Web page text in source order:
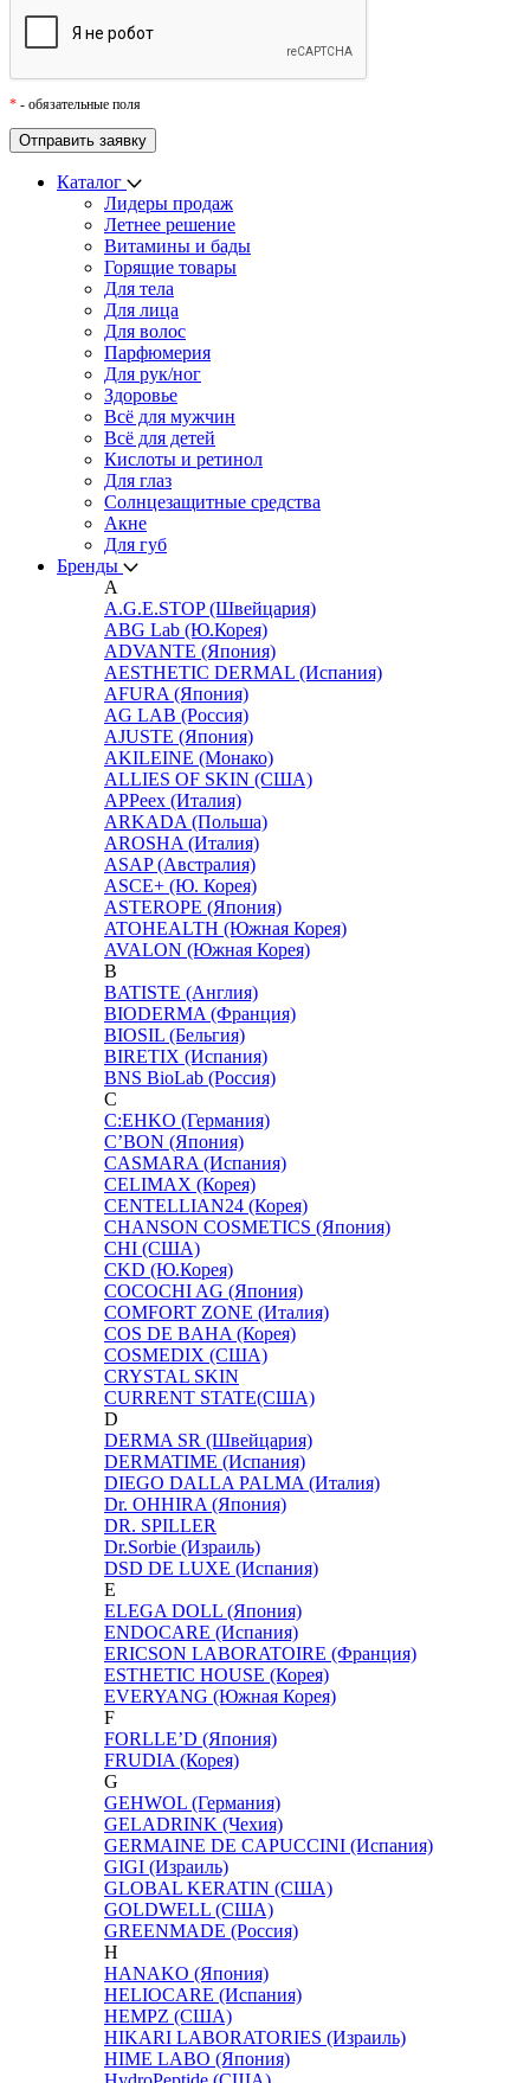
* - обязательные поля
Каталог
Лидеры продаж
Летнее решение
Витамины и бады
Горящие товары
Для тела
Для лица
Для волос
Парфюмерия
Для рук/ног
Здоровье
Всё для мужчин
Всё для детей
Кислоты и ретинол
Для глаз
Cолнцезащитные средства
Акне
Для губ
Бренды
A
A.G.E.STOP (Швейцария)
ABG Lab (Ю.Корея)
ADVANTE (Япония)
AESTHETIC DERMAL (Испания)
AFURA (Япония)
AG LAB (Россия)
AJUSTE (Япония)
AKILEINE (Монако)
ALLIES OF SKIN (США)
APPeex (Италия)
ARKADA (Польша)
AROSHA (Италия)
ASAP (Австралия)
ASCE+ (Ю. Корея)
ASTEROPE (Япония)
ATOHEALTH (Южная Корея)
AVALON (Южная Корея)
B
BATISTE (Англия)
BIODERMA (Франция)
BIOSIL (Бельгия)
BIRETIX (Испания)
BNS BioLab (Россия)
C
C:EHKO (Германия)
C’BON (Япония)
CASMARA (Испания)
CELIMAX (Корея)
CENTELLIAN24 (Корея)
CHANSON COSMETICS (Япония)
CHI (США)
CKD (Ю.Корея)
COCOCHI AG (Япония)
COMFORT ZONE (Италия)
COS DE BAHA (Корея)
COSMEDIX (США)
CRYSTAL SKIN
CURRENT STATE(США)
D
DERMA SR (Швейцария)
DERMATIME (Испания)
DIEGO DALLA PALMA (Италия)
Dr. OHHIRA (Япония)
DR. SPILLER
Dr.Sorbie (Израиль)
DSD DE LUXE (Испания)
E
ELEGA DOLL (Япония)
ENDOCARE (Испания)
ERICSON LABORATOIRE (Франция)
ESTHETIC HOUSE (Корея)
EVERYANG (Южная Корея)
F
FORLLE’D (Япония)
FRUDIA (Корея)
G
GEHWOL (Германия)
GELADRINK (Чехия)
GERMAINE DE CAPUCCINI (Испания)
GIGI (Израиль)
GLOBAL KERATIN (США)
GOLDWELL (США)
GREENMADE (Россия)
H
HANAKO (Япония)
HELIOCARE (Испания)
HEMPZ (США)
HIKARI LABORATORIES (Израиль)
HIME LABO (Япония)